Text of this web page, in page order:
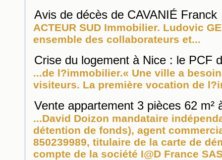
Avis de décès de CAVANIÉ Franck
ACTEUR SUD Immobilier. Ludovic
ensemble des collaborateurs et...
Crise du logement à Nice : le PCF
...de l?immobilier.« Une ville a
visiteurs. La première vocation de l?
Vente appartement 3 pièces 62 m²
...David Doizon mandataire
détention de fonds), agent
850239989, titulaire de la carte de
compte de la société I@D France